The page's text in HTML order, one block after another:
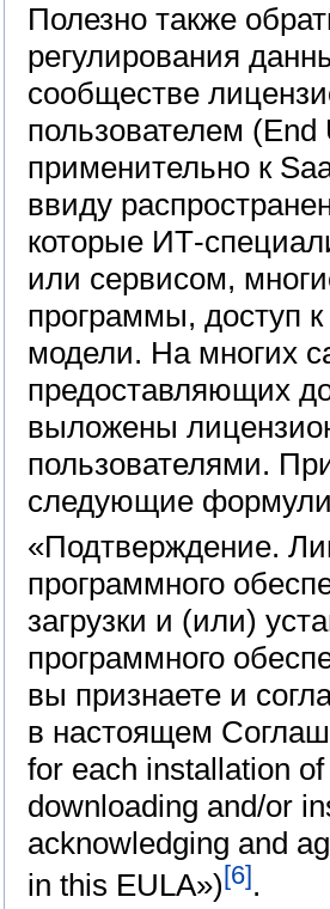
Полезно также
регулирования
сообществе
пользователем
применительно к
ввиду
которые ИТ-
или сервисом,
программы, доступ
модели. На многих
предоставляющих
выложены
пользователями.
следующие
«Подтверждение.
программного
загрузки и (или)
программного
вы признаете и
в настоящем
for each installation
downloading and/or
acknowledging and
in this EULA»)[6].